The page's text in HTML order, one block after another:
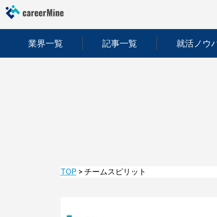
業界一覧 記事一覧 就活ノウ
TOP> チームスピリット